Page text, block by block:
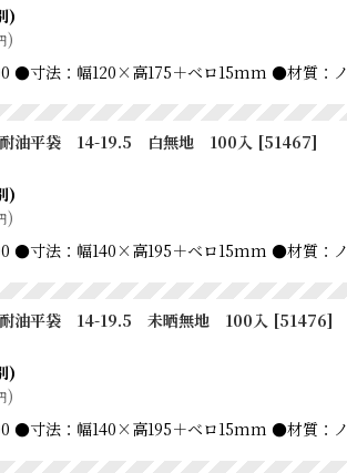
)
)
●寸法：幅120×高175＋ベロ15mm ●材質：ノ
耐油平袋 14-19.5 白無地 100入 [51467]
)
)
●寸法：幅140×高195＋ベロ15mm ●材質：ノ
耐油平袋 14-19.5 未晒無地 100入 [51476]
)
)
●寸法：幅140×高195＋ベロ15mm ●材質：ノ